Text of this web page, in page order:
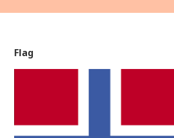
Flag